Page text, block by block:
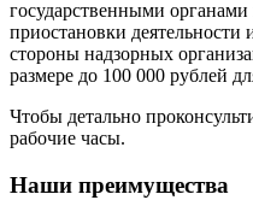
государственными
приостановки
стороны надзорных
размере до 100 000 рублей
Чтобы детально
рабочие часы.
Наши преимущества